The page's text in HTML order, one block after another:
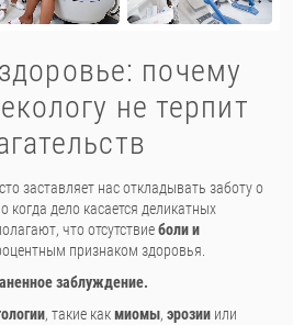
почему
не терпит
заставляет нас откладывать заботу о
когда дело касается деликатных
что отсутствиеболи и
признаком здоровья.
заблуждение.
, такие какмиомы, эрозии или